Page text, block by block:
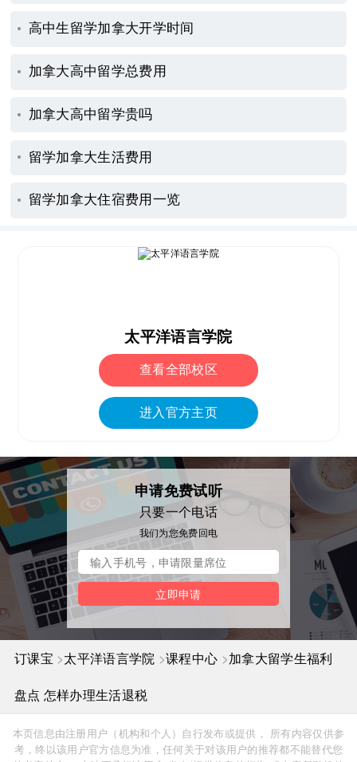
高中生留学加拿大开学时间
加拿大高中留学总费用
加拿大高中留学贵吗
留学加拿大生活费用
留学加拿大住宿费用一览
太平洋语言学院
查看全部校区
进入官方主页
申请免费试听
只要一个电话
我们为您免费回电
立即申请
订课宝 >太平洋语言学院 >课程中心 >加拿大留学生福利
盘点 怎样办理生活退税
本页信息由注册用户（机构和个人）自行发布或提供， 所有内容仅供参
考，终以该用户官方信息为准，任何关于对该用户的推荐都不能替代您